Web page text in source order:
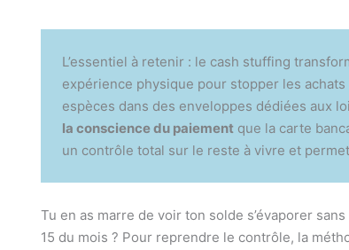
L’essentiel à retenir : le cash stuffing
expérience physique pour stopper les
espèces dans des enveloppes dédiées aux
la conscience du paiement que la carte
un contrôle total sur le reste à vivre et
Tu en as marre de voir ton solde s’évaporer
15 du mois ? Pour reprendre le contrôle, la